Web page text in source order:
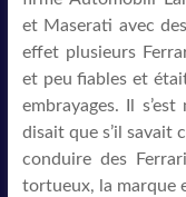
et Maserati avec
effet plusieurs
et peu fiables et
embrayages. Il
disait que s’il savait
conduire des
tortueux, la marque